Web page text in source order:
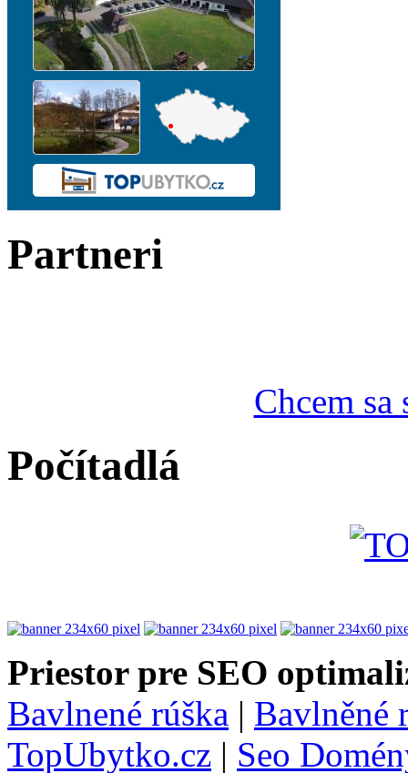
Partneri
Chcem
Počítadlá
Priestor pre SEO
Bavlnené rúška | Bavlněné
TopUbytko.cz | Seo